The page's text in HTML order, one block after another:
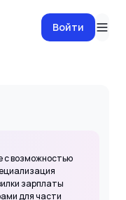
Войти
с возможностью
зарплаты
для части